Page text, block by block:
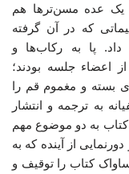
یک عده مسن‌ترها هم
و تصمیماتی که در آن گرفته
پا به رکاب‌ها و
اعضاء جلسه بودند؛
بسته و مغموم قم را
به ترجمه و انتشار
کتاب به دو موضوع مهم
از آینده که به
پیش می‌رود، آمده است[۵۰] . ساواک کتاب را توقیف و